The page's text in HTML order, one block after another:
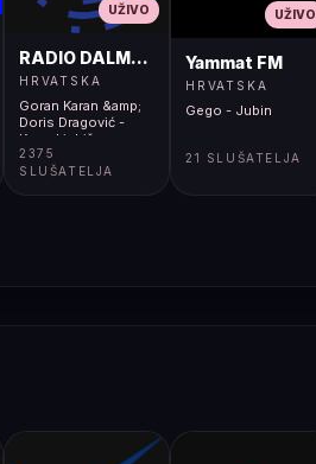
UŽIVO
RADIO DALMACIJA LIVE
HRVATSKA
Goran Karan &amp;
Doris Dragović -
Koga Ljubiš
Sad</body></html>
2375
SLUŠATELJA
UŽIVO
Yammat FM
HRVATSKA
Gego - Jubin
21 SLUŠATELJA